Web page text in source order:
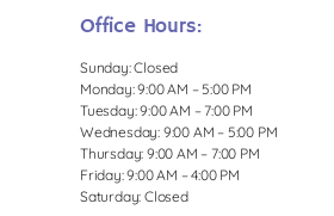
Office Hours:
Sunday: Closed
Monday: 9:00 AM – 5:00 PM
Tuesday: 9:00 AM – 7:00 PM
Wednesday: 9:00 AM – 5:00 PM
Thursday: 9:00 AM – 7:00 PM
Friday: 9:00 AM – 4:00 PM
Saturday: Closed